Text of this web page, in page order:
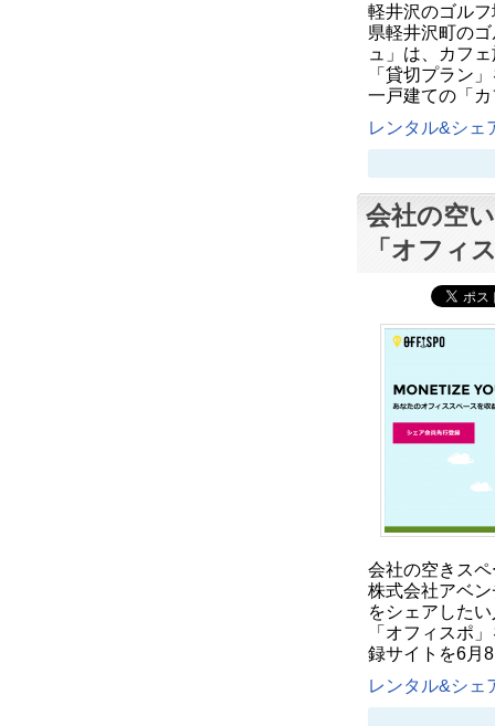
軽井沢のゴル
県軽井沢町の
ュ」は、カフ
「貸切プラン
一戸建ての「
レンタル&シェ
会社の空
「オフィ
会社の空きス
株式会社アベ
をシェアした
「オフィスポ
録サイトを6月
レンタル&シェ